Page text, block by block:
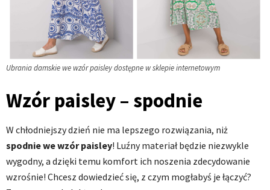
Ubrania damskie we wzór paisley dostępne w sklepie internetowym
Wzór paisley – spodnie
W chłodniejszy dzień nie ma lepszego rozwiązania, niż
spodnie we wzór paisley! Luźny materiał będzie niezwykle
wygodny, a dzięki temu komfort ich noszenia zdecydowanie
wzrośnie! Chcesz dowiedzieć się, z czym mogłabyś je łączyć?